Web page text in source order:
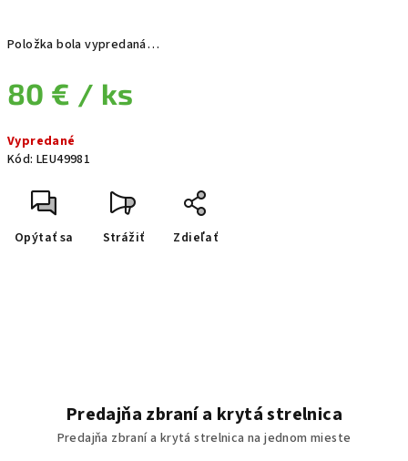
Položka bola vypredaná…
80 € / ks
Vypredané
Kód: LEU49981
Opýtať sa Strážiť Zdieľať
Predajňa zbraní a krytá strelnica
Predajňa zbraní a krytá strelnica na jednom mieste